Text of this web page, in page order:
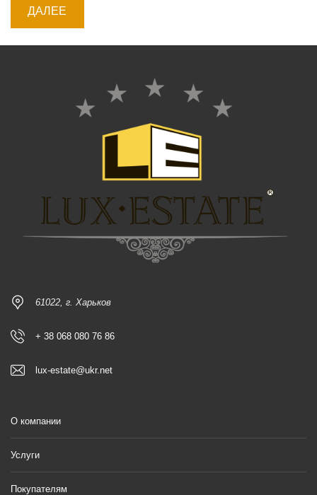
61022, г. Харьков
+ 38 068 080 76 86
lux-estate@ukr.net
О компании
Услуги
Покупателям